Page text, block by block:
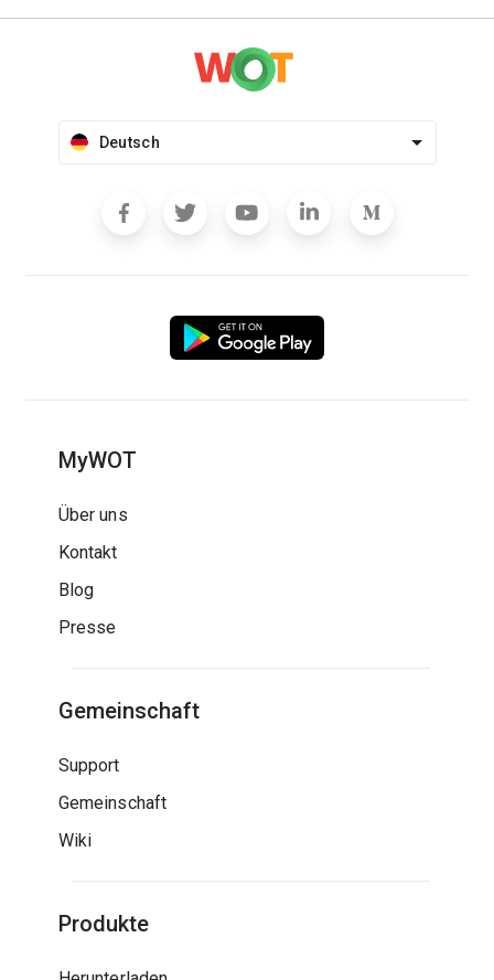
Deutsch
MyWOT
Über uns
Kontakt
Blog
Presse
Gemeinschaft
Support
Gemeinschaft
Wiki
Produkte